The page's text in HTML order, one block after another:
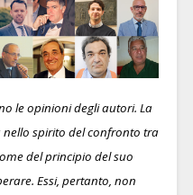
le opinioni degli autori. La
nello spirito del confronto tra
del principio del suo
Essi, pertanto, non